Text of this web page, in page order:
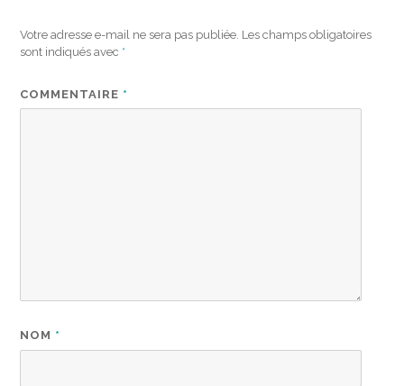
Votre adresse e-mail ne sera pas publiée. Les champs obligatoires
sont indiqués avec *
COMMENTAIRE *
NOM *